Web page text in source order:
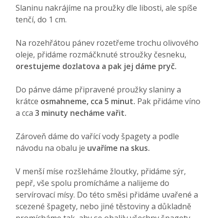
Slaninu nakrájíme na proužky dle libosti, ale spíše
tenčí, do 1 cm.
Na rozehřátou pánev rozetřeme trochu olivového
oleje, přidáme rozmáčknuté stroužky česneku,
orestujeme dozlatova a pak jej dáme pryč.
Do pánve dáme připravené proužky slaniny a
krátce osmahneme, cca 5 minut. Pak přidáme víno
a cca 3 minuty necháme vařit.
Zároveň dáme do vařící vody špagety a podle
návodu na obalu je uvaříme na skus.
V menší míse rozšleháme žloutky, přidáme sýr,
pepř, vše spolu promícháme a nalijeme do
servírovací mísy. Do této směsi přidáme uvařené a
scezené špagety, nebo jiné těstoviny a důkladně